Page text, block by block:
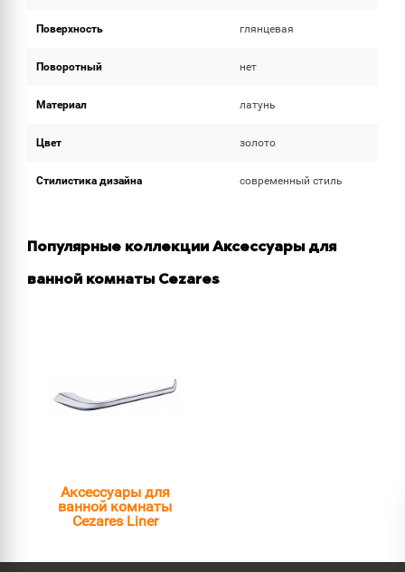
Поверхность глянцевая
Поворотный нет
Материал латунь
Цвет золото
Стилистика дизайна современный стиль
Популярные коллекции Аксессуары для
ванной комнаты Cezares
Аксессуары для
ванной комнаты
Cezares Liner